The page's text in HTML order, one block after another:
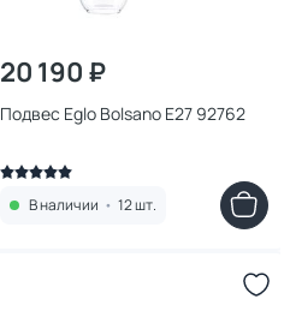
20 190 ₽
Подвес Eglo Bolsano E27 92762
В наличии • 12 шт.